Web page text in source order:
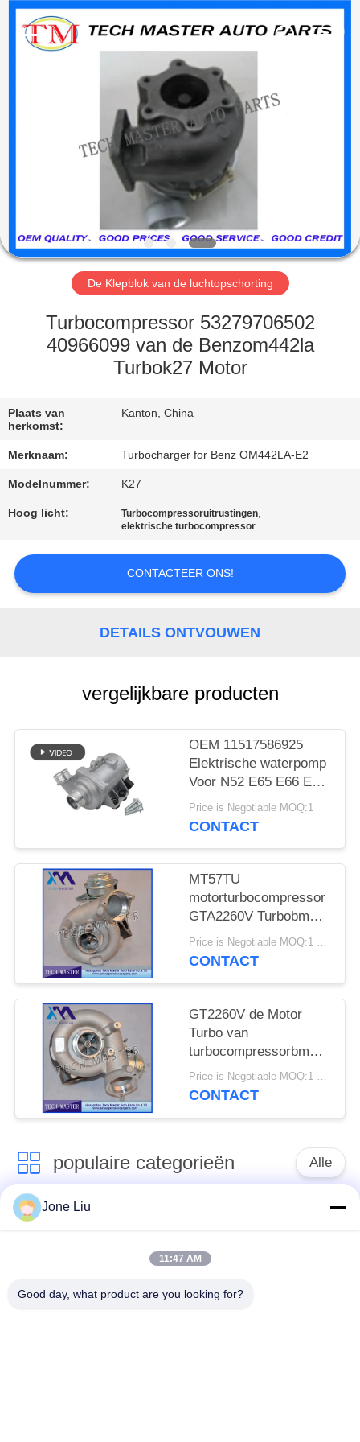
PRODUCTEN
OVER
ONS
FABRIEKSRONDLEIDING
KWALITEITSCONTROLE
NEEM
ONS
OP
NIEUWS
SITEMAP
PRIVACY
BELEID
master
auto
De Klepblok van de luchtopschorting
Turbocompressor 53279706502
40966099 van de Benzom442la
Turbok27 Motor
Plaats van
herkomst:
Kanton, China
Merknaam: Turbocharger for Benz OM442LA-E2
Modelnummer: K27
Hoog licht: Turbocompressoruitrustingen,
elektrische turbocompressor
CONTACTEER ONS!
DETAILS ONTVOUWEN
vergelijkbare producten
OEM 11517586925
Elektrische waterpomp
Voor N52 E65 E66 E60
E61 E90 E91 Auto
koelwaterpomp
Price is Negotiable MOQ:1
CONTACT
MT57TU
motorturbocompressor
GTA2260V Turbobmw
E53 OE 791044E
7791046F
Price is Negotiable MOQ:1 stk
CONTACT
GT2260V de Motor
Turbo van
turbocompressorbmw
X5 742417-0001
753392-5015S M57TU
Price is Negotiable MOQ:1 stk
CONTACT
populaire categorieën Alle
De Schok van de
luchtopschorting
luchtopschorting
Benz de Delen
BMW-de Delen van
Jone Liu
11:47 AM
Good day, what product are you looking for?